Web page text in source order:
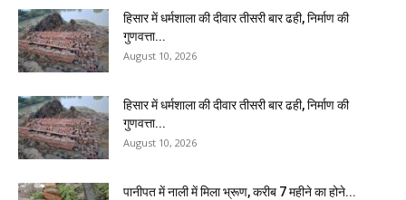
हिसार में धर्मशाला की दीवार तीसरी बार ढही, निर्माण की
गुणवत्ता...
August 10, 2026
हिसार में धर्मशाला की दीवार तीसरी बार ढही, निर्माण की
गुणवत्ता...
August 10, 2026
पानीपत में नाली में मिला भ्रूण, करीब 7 महीने का होने...